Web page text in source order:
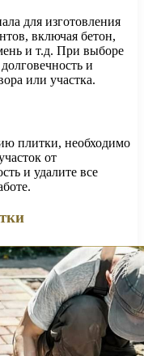
для изготовления
включая бетон,
и т.д. При выборе
и
или участка.
плитки, необходимо
от
и удалите все